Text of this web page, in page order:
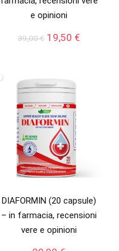
e opinioni
39,00€ Il
39,00 €.
19,50 €Il
DIAFORMIN (20 capsule)
– in farmacia, recensioni
vere e opinioni